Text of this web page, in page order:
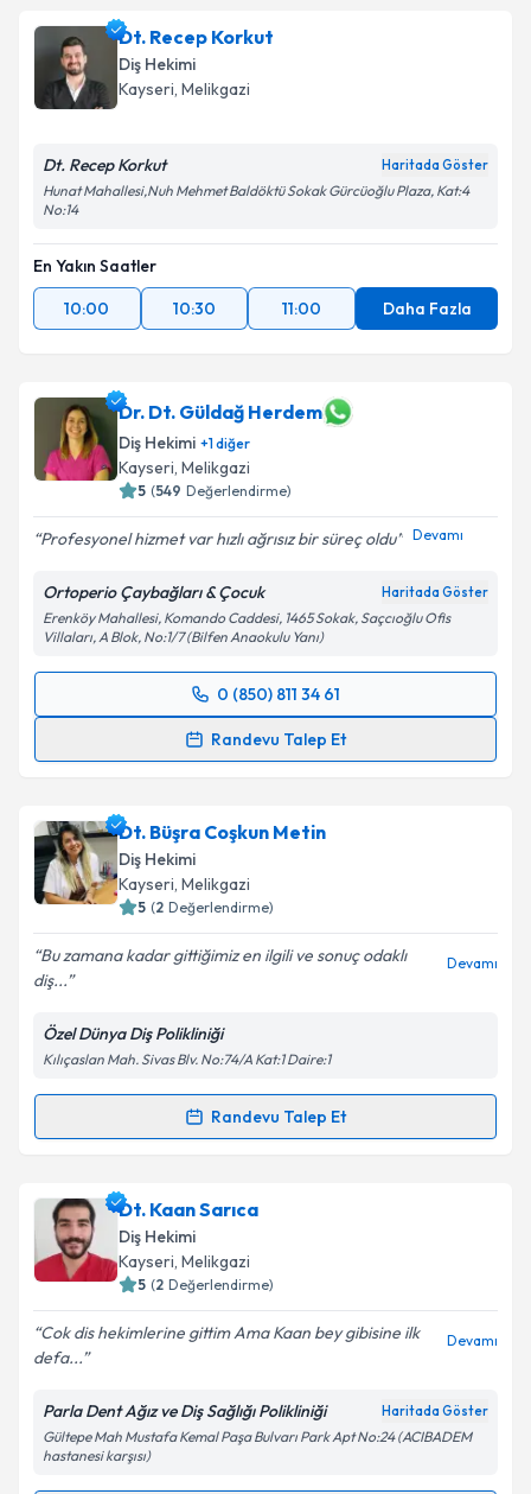
Dt. Recep Korkut
Diş Hekimi
Kayseri, Melikgazi
Dt. Recep Korkut Haritada Göster
Hunat Mahallesi,Nuh Mehmet Baldöktü Sokak Gürcüoğlu Plaza, Kat:4
No:14
En Yakın Saatler
10:00
10:30 11:00 Daha Fazla
Dr. Dt. Güldağ Herdem
Diş Hekimi +1diğer
Kayseri, Melikgazi
5 (549 Değerlendirme)
Profesyonel hizmet var hızlı ağrısız bir süreç oldu Devamı
Ortoperio Çaybağları & Çocuk Haritada Göster
Erenköy Mahallesi, Komando Caddesi, 1465 Sokak, Saçcıoğlu Ofis
Villaları, A Blok, No:1/7 (Bilfen Anaokulu Yanı)
0 (850) 811 34 61
Randevu Talep Et
Randevu Takvimi Talebi
takvim hazırlandığında e-posta ile bilgilendireceğiz.
E-posta Adresiniz
kapsamda işlenmesini kabul ediyorum.
Takvim Talebini Gönder
Dt. Büşra Coşkun Metin
Diş Hekimi
Kayseri, Melikgazi
5 (2 Değerlendirme)
Bu zamana kadar gittiğimiz en ilgili ve sonuç odaklı
diş...
Devamı
Özel Dünya Diş Polikliniği
Kılıçaslan Mah. Sivas Blv. No:74/A Kat:1 Daire:1
Randevu Talep Et
Randevu Takvimi Talebi
Dt. Büşra Coşkun Metin
oluşturun. Size bu uzmandan randevu almanız için bir
takvim hazırlandığında e-posta ile bilgilendireceğiz.
Kişisel verilerimin işlenmesine ilişkin
Aydınlatma
Metni'ni okudum ve kişisel verilerimin belirtilen
kapsamda işlenmesini kabul ediyorum.
Dt. Kaan Sarıca
Diş Hekimi
Kayseri, Melikgazi
5 (2 Değerlendirme)
Cok dis hekimlerine gittim Ama Kaan bey gibisine ilk
defa...
Devamı
Parla Dent Ağız ve Diş Sağlığı Polikliniği Haritada Göster
Gültepe Mah Mustafa Kemal Paşa Bulvarı Park Apt No:24 (ACIBADEM
hastanesi karşısı)